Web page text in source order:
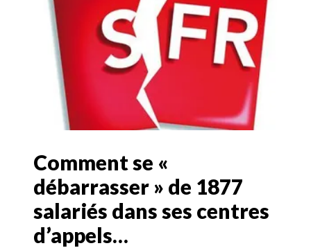
Comment se «
débarrasser » de 1877
salariés dans ses centres
d’appels…